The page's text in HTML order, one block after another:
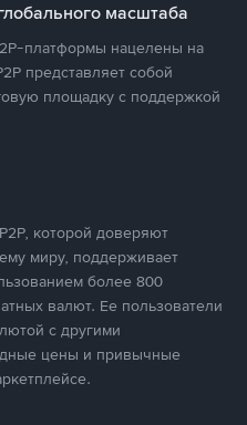
масштаба
платформы нацелены на
представляет собой
площадку с поддержкой
которой доверяют
миру, поддерживает
более 800
валют. Ее пользователи
с другими
цены и привычные